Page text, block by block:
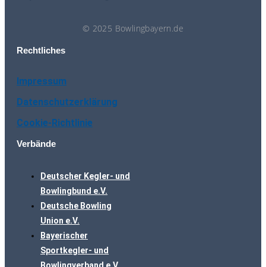
© 2025 Bowlingbayern.de
Rechtliches
Impressum
Datenschutzerklärung
Cookie-Richtlinie
Verbände
Deutscher Kegler- und
Bowlingbund e.V.
Deutsche Bowling
Union e.V.
Bayerischer
Sportkegler- und